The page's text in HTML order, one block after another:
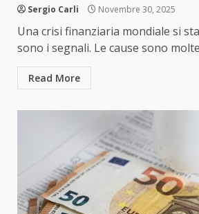
Sergio Carli Novembre 30, 2025
Una crisi finanziaria mondiale si
sono i segnali. Le cause sono
Read More